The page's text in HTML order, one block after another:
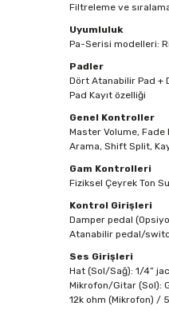
Filtreleme ve
Uyumluluk
Pa-Serisi modelleri:
Padler
Dört Atanabilir Pad +
Pad Kayıt özelliği
Genel Kontroller
Master Volume, Fade
Arama, Shift Split,
Gam Kontrolleri
Fiziksel Çeyrek Ton
Kontrol Girişleri
Damper pedal
Atanabilir pedal/
Ses Girişleri
Hat (Sol/Sağ): 1/4”
Mikrofon/Gitar (Sol):
12k ohm (Mikrofon) /